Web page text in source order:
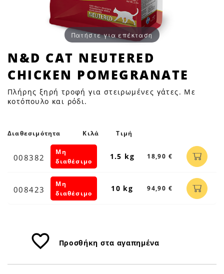
Πατήστε για επέκταση
N&D
CAT
NEUTERED
CHICKEN
POMEGRANATE
N&D CAT NEUTERED
CHICKEN POMEGRANATE
Πλήρης ξηρή τροφή για στειρωμένες γάτες. Με
κοτόπουλο και ρόδι.
Διαθεσιμότητα Κιλά Τιμή
008382 1.5 kg 18,90 €
Μη
διαθέσιμο
008423 10 kg 94,90 €
Μη
διαθέσιμο
favorite_border Προσθήκη στα αγαπημένα